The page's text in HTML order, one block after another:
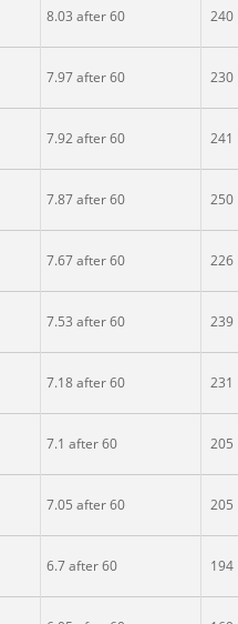
8.03 after 60 240
7.97 after 60 230
7.92 after 60 241
7.87 after 60 250
7.67 after 60 226
7.53 after 60 239
7.18 after 60 231
7.1 after 60 205
7.05 after 60 205
6.7 after 60 194